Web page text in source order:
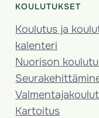
KOULUTUKSET
Koulutus ja
kalenteri
Nuorison
Kartoitus